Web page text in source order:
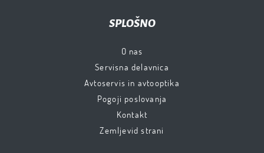
SPLOŠNO
O nas
Servisna delavnica
Avtoservis in avtooptika
Pogoji poslovanja
Kontakt
Zemljevid strani